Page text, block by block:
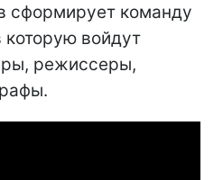
сформирует команду
войдут
режиссеры,